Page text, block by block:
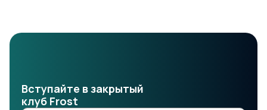
Вступайте в закрытый
клуб Frost